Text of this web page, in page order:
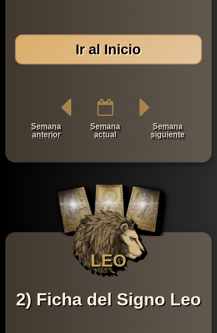
Ir al Inicio
Semana
anterior
Semana
actual
Semana
siguiente
LEO
2) Ficha del Signo Leo